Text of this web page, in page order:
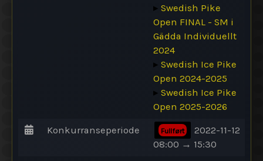
▸ Swedish Pike
Open FINAL - SM i
Gädda Individuellt
2024
▸ Swedish Ice Pike
Open 2024-2025
▸ Swedish Ice Pike
Open 2025-2026
Konkurranseperiode Fullført
2022-11-12
08:00 → 15:30